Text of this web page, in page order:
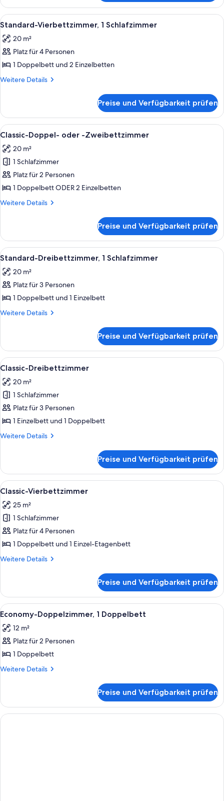
Doppelzimmer,
Schlafzimmer
Alle
Fotos
für
Standard-
Vierbettzimmer,
1
Ein Schlafzimmer mit Etagenbett,
4
Standard-Vierbettzimmer, 1 Schlafzimmer
20 m²
Platz für 4 Personen
1 Doppelbett und 2 Einzelbetten
Weitere Details
Weitere
Vierbettzimmer,
Schlafzimmer
Preise und Verfügbarkeit prüfen
Alle
Fotos
für
Classic-
Doppel-
oder
-
Ein Hotelzimmer mit Bett,
4
Classic-Doppel- oder -Zweibettzimmer
20 m²
1 Schlafzimmer
Platz für 2 Personen
1 Doppelbett ODER 2 Einzelbetten
Weitere Details
Weitere
Doppel-
oder
-
Preise und Verfügbarkeit prüfen
Alle
Fotos
für
Standard-
Dreibettzimmer,
1
Ein Schlafzimmer mit einem
5
Standard-Dreibettzimmer, 1 Schlafzimmer
20 m²
Platz für 3 Personen
1 Doppelbett und 1 Einzelbett
Weitere Details
Weitere
Dreibettzimmer,
Schlafzimmer
Preise und Verfügbarkeit prüfen
Alle
Fotos
für
Classic-
Dreibettzimmer
anzeigen
Ein modernes Schlafzimmer mit
5
Classic-Dreibettzimmer
20 m²
1 Schlafzimmer
Platz für 3 Personen
1 Einzelbett und 1 Doppelbett
Weitere Details
Weitere
Dreibettzimmer
Preise und Verfügbarkeit prüfen
Alle
Fotos
für
Classic-
Vierbettzimmer
anzeigen
Ein Schlafzimmer mit einem
4
Classic-Vierbettzimmer
25 m²
1 Schlafzimmer
Platz für 4 Personen
1 Doppelbett und 1 Einzel-Etagenbett
Weitere Details
Weitere
Vierbettzimmer
Preise und Verfügbarkeit prüfen
Alle
Fotos
für
Economy-
Doppelzimmer,
1
Ein Hotelzimmer mit einem großen
4
Economy-Doppelzimmer, 1 Doppelbett
12 m²
Platz für 2 Personen
1 Doppelbett
Weitere Details
Weitere
Doppelzimmer,
Doppelbett
Preise und Verfügbarkeit prüfen